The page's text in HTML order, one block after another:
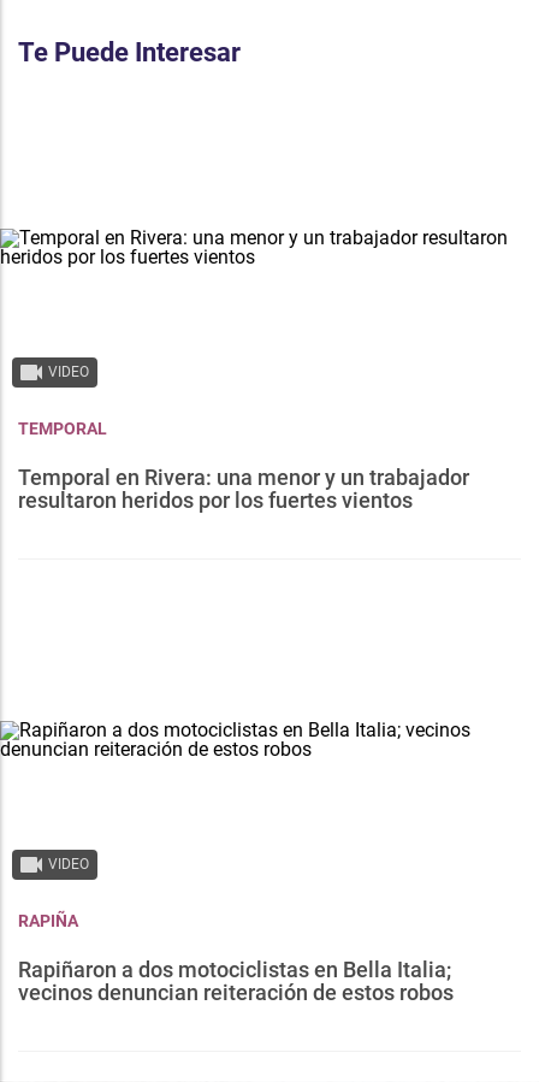
Te Puede Interesar
VIDEO
TEMPORAL
Temporal en Rivera: una menor y un trabajador
resultaron heridos por los fuertes vientos
VIDEO
RAPIÑA
Rapiñaron a dos motociclistas en Bella Italia;
vecinos denuncian reiteración de estos robos